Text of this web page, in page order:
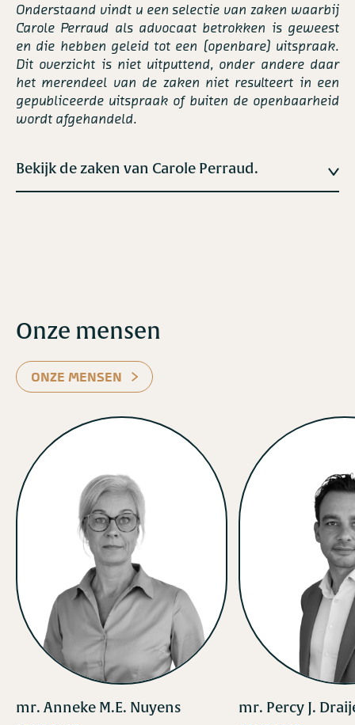
Onderstaand vindt u een selectie van zaken waarbij
Carole Perraud als advocaat betrokken is geweest
en die hebben geleid tot een (openbare) uitspraak.
Dit overzicht is niet uitputtend, onder andere daar
het merendeel van de zaken niet resulteert in een
gepubliceerde uitspraak of buiten de openbaarheid
wordt afgehandeld.
Bekijk de zaken van Carole Perraud.
Onze mensen
ONZE MENSEN
mr. Anneke M.E. Nuyens mr. Percy J.